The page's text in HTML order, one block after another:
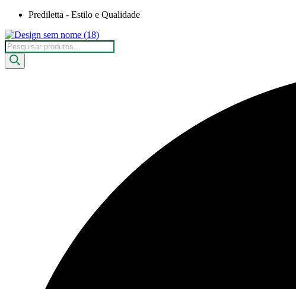
o
conteúdo
Prediletta - Estilo e Qualidade
Pesquisar
produtos